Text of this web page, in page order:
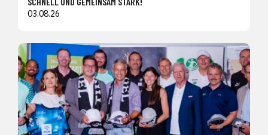
03.08.26